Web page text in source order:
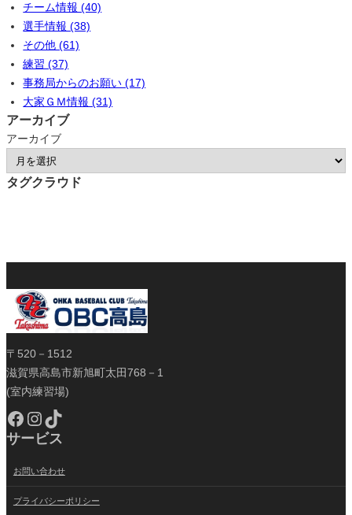
チーム情報 (40)
選手情報 (38)
その他 (61)
練習 (37)
事務局からのお願い (17)
大家ＧＭ情報 (31)
アーカイブ
アーカイブ
タグクラウド
〒520－1512
滋賀県高島市新旭町太田768－1
(室内練習場)
Facebook Instagram TikTok
サービス
お問い合わせ
プライバシーポリシー